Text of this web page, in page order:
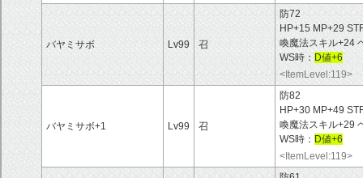
バヤミサボ Lv99 召
防72
HP+15 MP+29
喚魔法スキル+24
WS時： D値+6
<ItemLevel:119>
バヤミサボ+1 Lv99 召
防82
HP+30 MP+49
喚魔法スキル+29
WS時： D値+6
<ItemLevel:119>